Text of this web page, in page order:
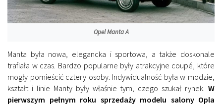
Opel Manta A
Manta była nowa, elegancka i sportowa, a także doskonale
trafiała w czas. Bardzo popularne były atrakcyjne coupé, które
mogły pomieścić cztery osoby. Indywidualność była w modzie,
kształt i linie Manty były właśnie tym, czego szukał rynek. W
pierwszym pełnym roku sprzedaży modelu salony Opla